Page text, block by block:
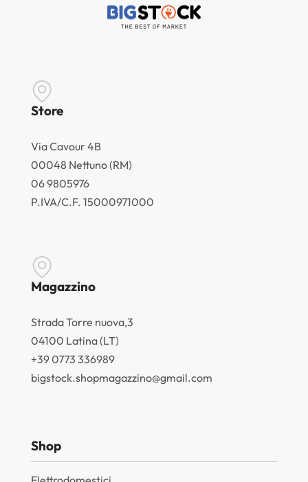
Store
Via Cavour 4B
00048 Nettuno (RM)
06 9805976
P.IVA/C.F. 15000971000
Magazzino
Strada Torre nuova,3
04100 Latina (LT)
+39 0773 336989
bigstock.shopmagazzino@gmail.com
Shop